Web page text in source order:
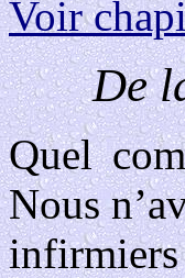
Voir
De
Quel
Nous